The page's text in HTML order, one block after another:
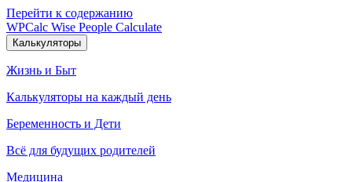
Перейти к содержанию
WPCalc Wise People Calculate
Калькуляторы
Жизнь и Быт
Калькуляторы на каждый день
Беременность и Дети
Всё для будущих родителей
Медицина